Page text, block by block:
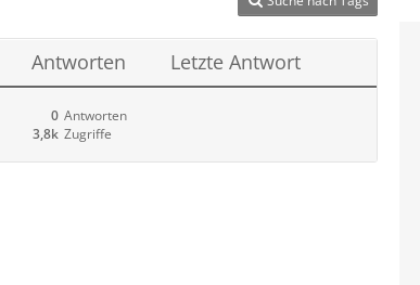
Antworten Letzte Antwort
Antworten
0
Zugriffe
3,8k